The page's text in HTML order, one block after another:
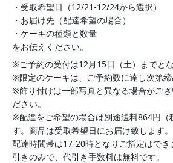
・受取希望日（12/21-12/24から選択）
・お届け先（配達希望の場合）
・ケーキの種類と数量
をお伝えください。
※ご予約の受付は12月15日（土）までとな
※限定のケーキは、ご予約数に達し次第締
※飾り付けは一部写真と異なる場合がござ
ださい。
※配達をご希望の場合は別途送料864円（
す。商品は受取希望日にお届け致します。
配達時間帯は17-20時となりご指定はで
引きのみで、代引き手数料は無料です。